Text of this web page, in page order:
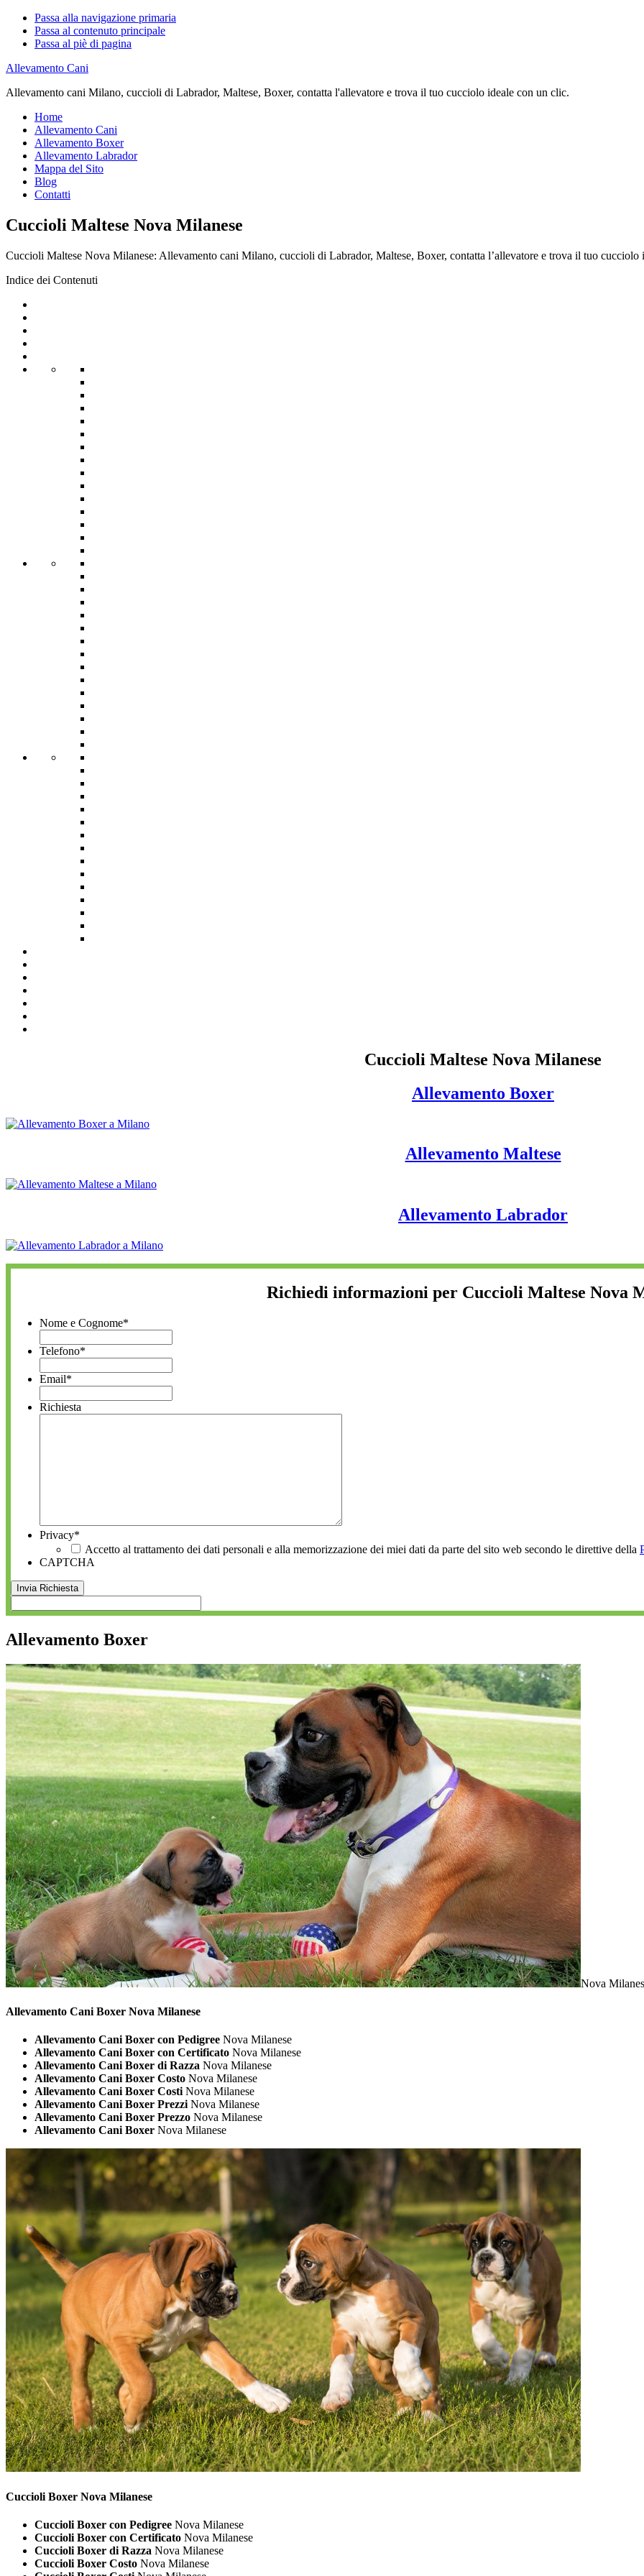
Passa alla navigazione primaria
Passa al contenuto principale
Passa al piè di pagina
Allevamento Cani
Allevamento cani Milano, cuccioli di Labrador, Maltese, Boxer, contatta l'allevatore e trova il tuo cucciolo ideale con un clic.
Home
Allevamento Cani
Allevamento Boxer
Allevamento Labrador
Mappa del Sito
Blog
Contatti
Cuccioli Maltese Nova Milanese
Cuccioli Maltese Nova Milanese: Allevamento cani Milano, cuccioli di Labrador, Maltese, Boxer, contatta l’allevatore e trova il tuo cucciolo
Indice dei Contenuti
Cuccioli Maltese Nova Milanese
Allevamento Boxer
Allevamento Maltese
Allevamento Labrador
Richiedi informazioni per Cuccioli Maltese Nova
Nome e Cognome*
Telefono*
Email*
Richiesta
Privacy*
Accetto al trattamento dei dati personali e alla memorizzazione dei miei dati da parte del sito web secondo le direttive della
CAPTCHA
Allevamento Boxer
Nova
Allevamento Cani Boxer Nova Milanese
Allevamento Cani Boxer con Pedigree Nova Milanese
Allevamento Cani Boxer con Certificato Nova Milanese
Allevamento Cani Boxer di Razza Nova Milanese
Allevamento Cani Boxer Costo Nova Milanese
Allevamento Cani Boxer Costi Nova Milanese
Allevamento Cani Boxer Prezzi Nova Milanese
Allevamento Cani Boxer Prezzo Nova Milanese
Allevamento Cani Boxer Nova Milanese
Cuccioli Boxer Nova Milanese
Cuccioli Boxer con Pedigree Nova Milanese
Cuccioli Boxer con Certificato Nova Milanese
Cuccioli Boxer di Razza Nova Milanese
Cuccioli Boxer Costo Nova Milanese